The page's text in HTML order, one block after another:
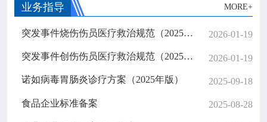
科普园地 
学术期刊
在线互动
业务指导 MORE+
突发事件烧伤伤员医疗救治规范（2025年版） 2026-01-19
突发事件创伤伤员医疗救治规范（2025年版） 2026-01-19
诺如病毒胃肠炎诊疗方案（2025年版） 2025-09-18
食品企业标准备案 2025-08-28